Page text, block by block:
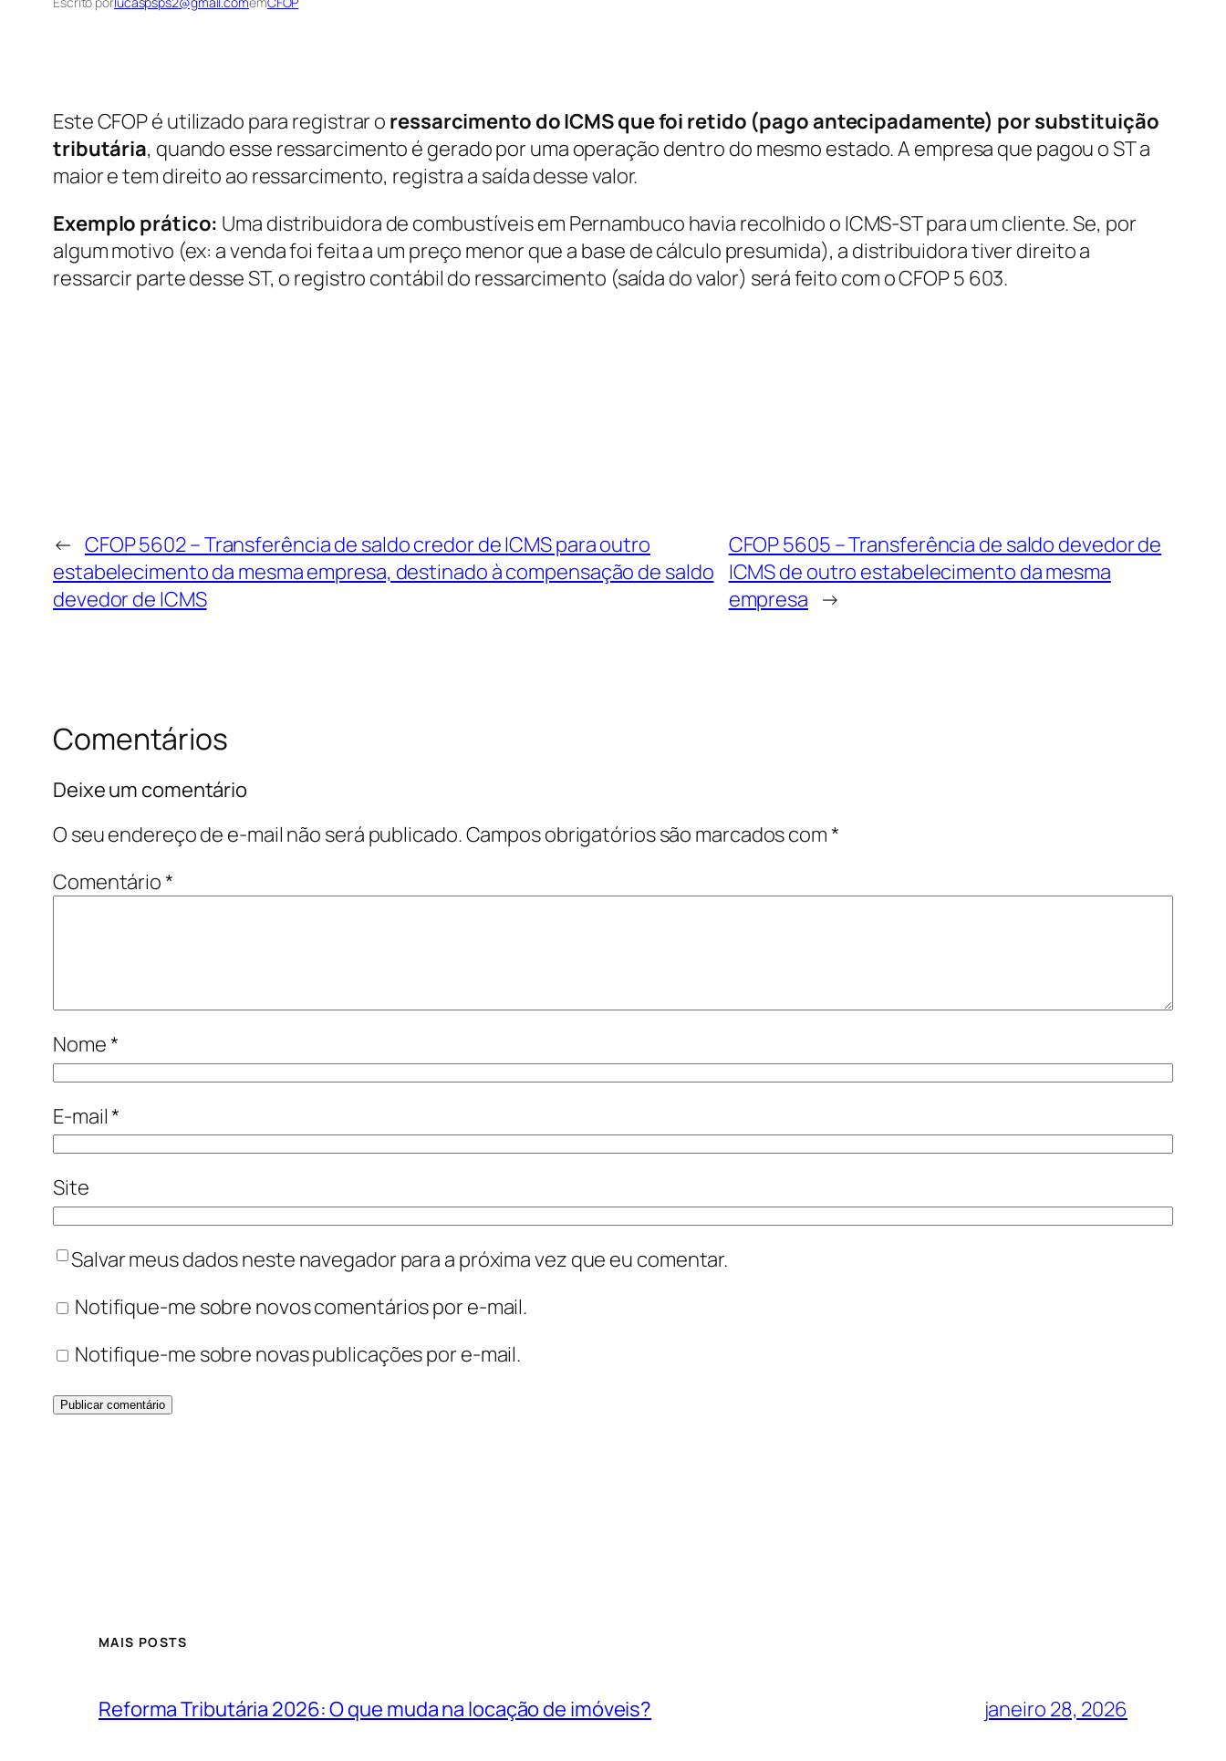
Este CFOP é utilizado para registrar o ressarcimento do ICMS que foi retido (pago antecipadamente) por substituição
tributária, quando esse ressarcimento é gerado por uma operação dentro do mesmo estado. A empresa que pagou o ST a
maior e tem direito ao ressarcimento, registra a saída desse valor.
Exemplo prático: Uma distribuidora de combustíveis em Pernambuco havia recolhido o ICMS-ST para um cliente. Se, por
algum motivo (ex: a venda foi feita a um preço menor que a base de cálculo presumida), a distribuidora tiver direito a
ressarcir parte desse ST, o registro contábil do ressarcimento (saída do valor) será feito com o CFOP 5 603.
← CFOP 5602 – Transferência de saldo credor de ICMS para outro
estabelecimento da mesma empresa, destinado à compensação de saldo
devedor de ICMS
CFOP 5605 – Transferência de saldo devedor de
ICMS de outro estabelecimento da mesma
empresa →
Comentários
Deixe um comentário
O seu endereço de e-mail não será publicado.Campos obrigatórios são marcados com*
Comentário*
Nome*
E-mail*
Site
Salvar meus dados neste navegador para a próxima vez que eu comentar.
Notifique-me sobre novos comentários por e-mail.
Notifique-me sobre novas publicações por e-mail.
MAIS POSTS
Reforma Tributária 2026: O que muda na locação de imóveis? janeiro 28, 2026